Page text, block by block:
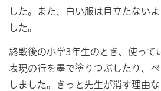
した。また、白い服は目立たない
した。
終戦後の小学3年生のとき、使って
表現の行を墨で塗りつぶしたり、
しました。きっと先生が消す理由